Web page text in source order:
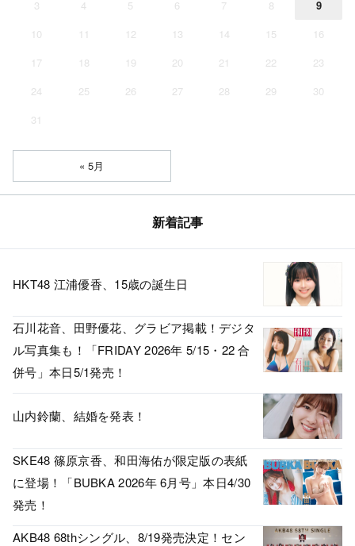
3 4 5 6 7 8
9
10
11 12 13 14 15
16
17
18 19 20 21 22
23
24
25 26 27 28 29
30
31
« 5月
新着記事
HKT48 江浦優香、15歳の誕生日
石川花音、田野優花、グラビア掲載！デジタ
ル写真集も！「FRIDAY 2026年 5/15・22 合
併号」本日5/1発売！
山内鈴蘭、結婚を発表！
SKE48 篠原京香、和田海佑が限定版の表紙
に登場！「BUBKA 2026年 6月号」本日4/30
発売！
AKB48 68thシングル、8/19発売決定！セン